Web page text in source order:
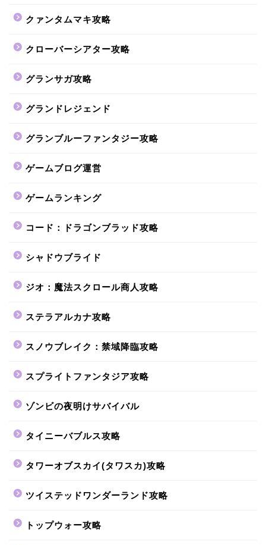
クァンタムマキ攻略
クローバーシアター攻略
グランサガ攻略
グランドレジェンド
グランブルーファンタジー攻略
ゲームブログ運営
ゲームランキング
コード：ドラゴンブラッド攻略
シャドウブライド
ジオ：魔法スクロール商人攻略
ステラアルカナ攻略
スノウブレイク：禁域降臨攻略
スプライトファンタジア攻略
ゾンビの夜明けサバイバル
タイニーバブルス攻略
タワーオブスカイ(タワスカ)攻略
ツイステッドワンダーランド攻略
トップウォー攻略